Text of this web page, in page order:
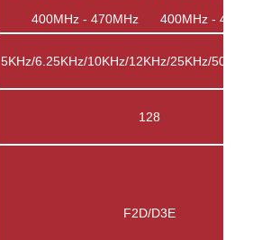
400MHz - 470MHz 400MHz -
5KHz/6.25KHz/10KHz/12KHz/25KHz/
128
F2D/D3E